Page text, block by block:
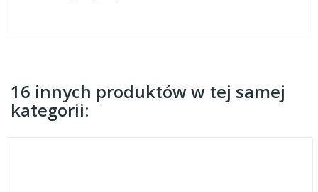
16 innych produktów w tej samej
kategorii: